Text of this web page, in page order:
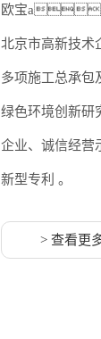
欧宝
北京市高新技术
多项施工总承包
绿色环境创新研
企业、诚信经营
新型专利 。
> 查看更